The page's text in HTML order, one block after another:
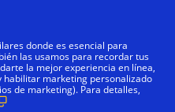
Industria
donde es esencial para
las usamos para recordar tus
la mejor experiencia en línea,
habilitar marketing personalizado
de marketing). Para detalles,